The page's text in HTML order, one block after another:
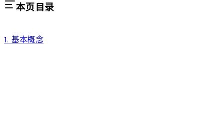
本页目录
1. 基本概念